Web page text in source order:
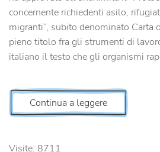
concernente richiedenti asilo,
migranti”, subito denominato Carta
pieno titolo fra gli strumenti di
italiano il testo che gli organismi
Continua a leggere
Visite: 8711